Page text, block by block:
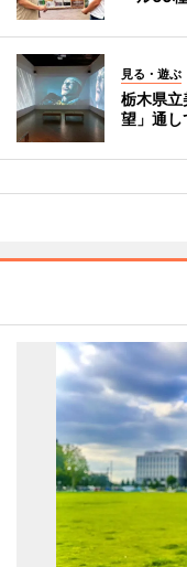
見る・遊ぶ
栃木県
望」通し